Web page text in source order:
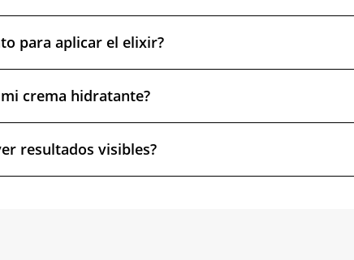
para aplicar el elixir?
crema hidratante?
resultados visibles?